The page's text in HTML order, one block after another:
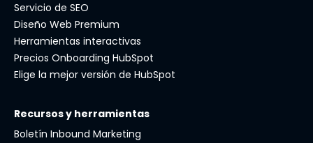
Servicio de SEO
Diseño Web Premium
Herramientas interactivas
Precios Onboarding HubSpot
Elige la mejor versión de HubSpot
Recursos y herramientas
Boletín Inbound Marketing